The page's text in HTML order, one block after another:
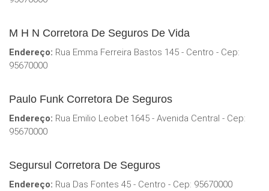
M H N Corretora De Seguros De Vida
Endereço: Rua Emma Ferreira Bastos 145 - Centro - Cep:
95670000
Paulo Funk Corretora De Seguros
Endereço: Rua Emilio Leobet 1645 - Avenida Central - Cep:
95670000
Segursul Corretora De Seguros
Endereço: Rua Das Fontes 45 - Centro - Cep: 95670000